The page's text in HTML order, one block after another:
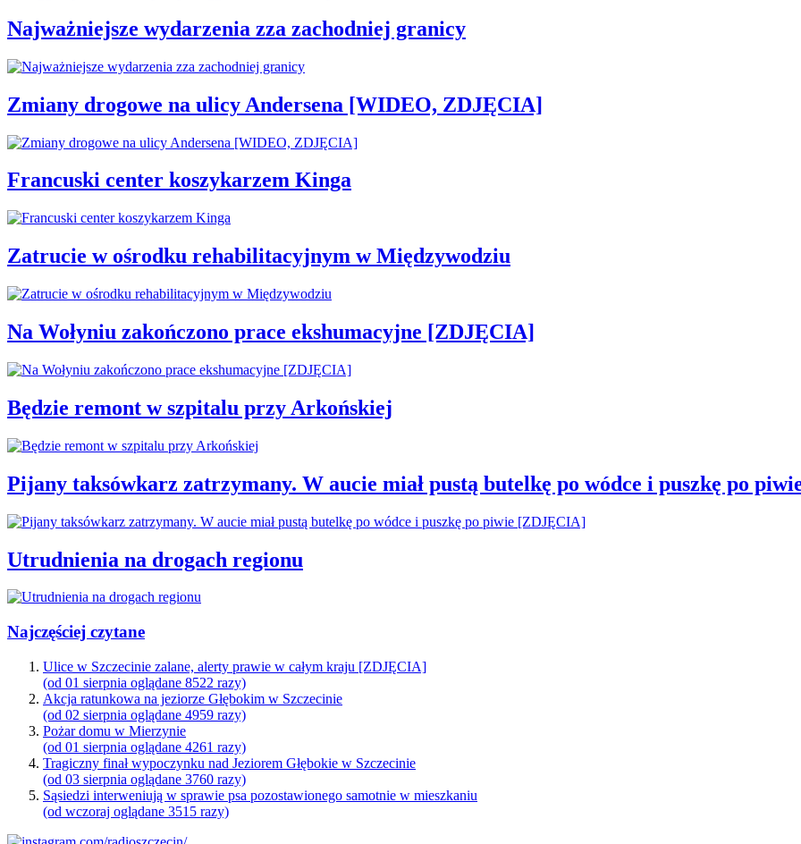
Najważniejsze wydarzenia zza zachodniej granicy
Zmiany drogowe na ulicy Andersena [WIDEO, ZDJĘCIA]
Francuski center koszykarzem Kinga
Zatrucie w ośrodku rehabilitacyjnym w Międzywodziu
Na Wołyniu zakończono prace ekshumacyjne [ZDJĘCIA]
Będzie remont w szpitalu przy Arkońskiej
Pijany taksówkarz zatrzymany. W aucie miał pustą butelkę po wódce i puszkę po
Utrudnienia na drogach regionu
Najczęściej czytane
Ulice w Szczecinie zalane, alerty prawie w całym kraju [ZDJĘCIA]
(od 01 sierpnia oglądane 8522 razy)
Akcja ratunkowa na jeziorze Głębokim w Szczecinie
(od 02 sierpnia oglądane 4959 razy)
Pożar domu w Mierzynie
(od 01 sierpnia oglądane 4261 razy)
Tragiczny finał wypoczynku nad Jeziorem Głębokie w Szczecinie
(od 03 sierpnia oglądane 3760 razy)
Sąsiedzi interweniują w sprawie psa pozostawionego samotnie w mieszkaniu
(od wczoraj oglądane 3515 razy)